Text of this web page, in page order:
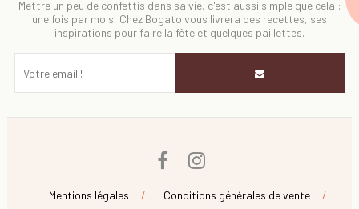
Mettre un peu de confettis dans sa vie, c'est aussi simple que cela :
une fois par mois, Chez Bogato vous livrera des recettes, ses
inspirations pour faire la fête et quelques paillettes.
Facebook
Mentions légales Conditions générales de vente